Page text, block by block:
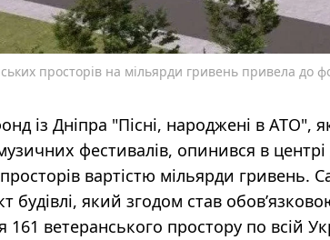
просторів на мільярди гривень привела до
із Дніпра "Пісні, народжені в АТО",
фестивалів, опинився в
вартістю мільярди гривень.
будівлі, який згодом став
161 ветеранського простору по всій